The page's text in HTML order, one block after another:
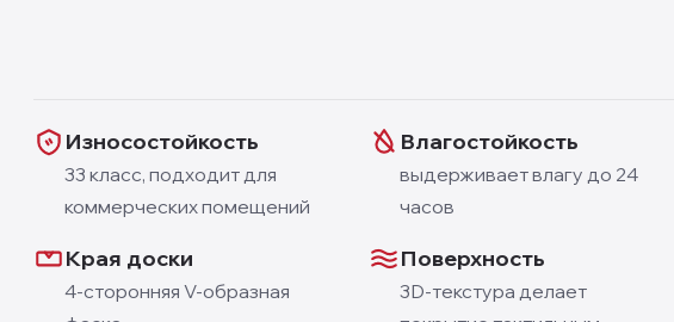
Износостойкость
33 класс, подходит для
коммерческих помещений
Влагостойкость
выдерживает влагу до 24
часов
Края доски
4-сторонняя V-образная
Поверхность
3D-текстура делает